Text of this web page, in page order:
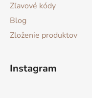
Zľavové kódy
Blog
Zloženie produktov
Instagram